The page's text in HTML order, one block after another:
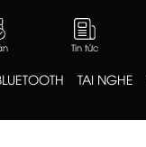
Tin tức
TAI NGHE